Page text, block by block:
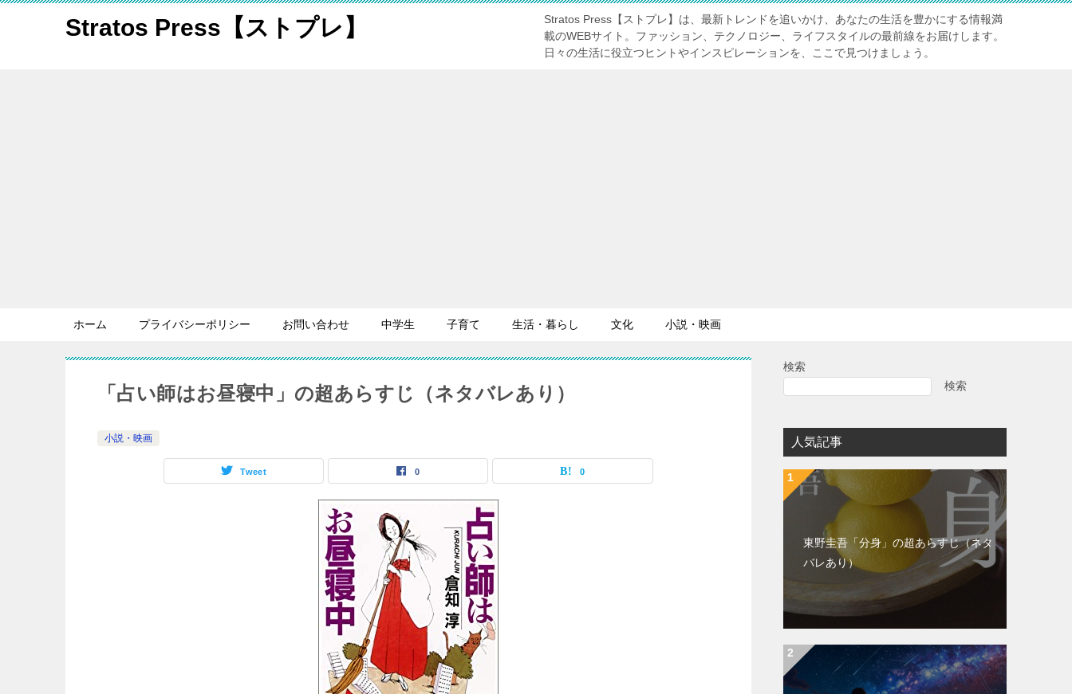
Stratos Press【ストプレ】
Stratos Press【ストプレ】は、最新トレンドを追いかけ、あなたの生活を豊かにする情報満
載のWEBサイト。ファッション、テクノロジー、ライフスタイルの最前線をお届けします。
日々の生活に役立つヒントやインスピレーションを、ここで見つけましょう。
ホーム プライバシーポリシー お問い合わせ 中学生 子育て 生活・暮らし 文化 小説・映画
「占い師はお昼寝中」の超あらすじ（ネタバレあり）
小説・映画
Tweet 0 0
検索
検索
人気記事
東野圭吾「分身」の超あらすじ（ネタ
バレあり）